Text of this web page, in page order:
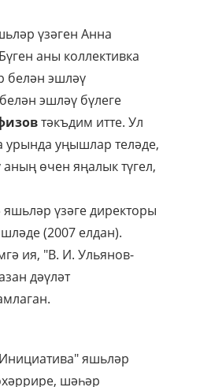
үзәген Анна
аны коллективка
белән эшләү
эшләү бүлеге
тәкъдим итте. Ул
урында уңышлар теләде,
өчен яңалык түгел,
яшьләр үзәге директоры
(2007 елдан).
ия, "В. И. Ульянов-
дәүләт
яшьләр
шәһәр